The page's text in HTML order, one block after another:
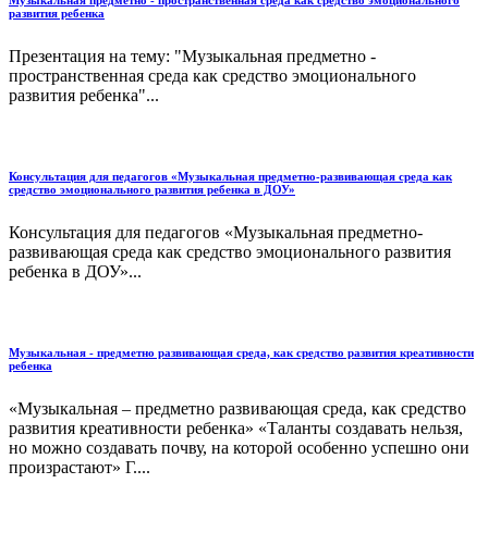
развития ребенка
Презентация на тему: "Музыкальная предметно -
пространственная среда как средство эмоционального
развития ребенка"...
Консультация для педагогов «Музыкальная предметно-развивающая среда как
средство эмоционального развития ребенка в ДОУ»
Консультация для педагогов «Музыкальная предметно-
развивающая среда как средство эмоционального развития
ребенка в ДОУ»...
Музыкальная - предметно развивающая среда, как средство развития креативности
ребенка
«Музыкальная – предметно развивающая среда, как средство
развития креативности ребенка» «Таланты создавать нельзя,
но можно создавать почву, на которой особенно успешно они
произрастают» Г....